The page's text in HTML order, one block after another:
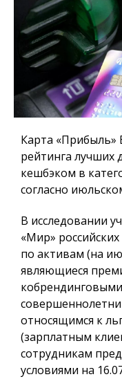
Карта «Прибыль»
рейтинга
кешбэком в
согласно
В исследовании
«Мир»
по активам (на
являющиеся
относящимся к
(зарплатным
сотрудникам
условиями на